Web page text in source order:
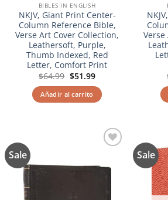
BIBLES IN ENGLISH
NKJV, Giant Print Center-
Column Reference Bible,
Verse Art Cover Collection,
Leathersoft, Purple,
Thumb Indexed, Red
Letter, Comfort Print
$64.99 El
precio
original
era:
$64.99.
$51.99El
actual
es:
$51.99.
Añadir al carrito
Verse
Sale
lista de
deseos
Sale